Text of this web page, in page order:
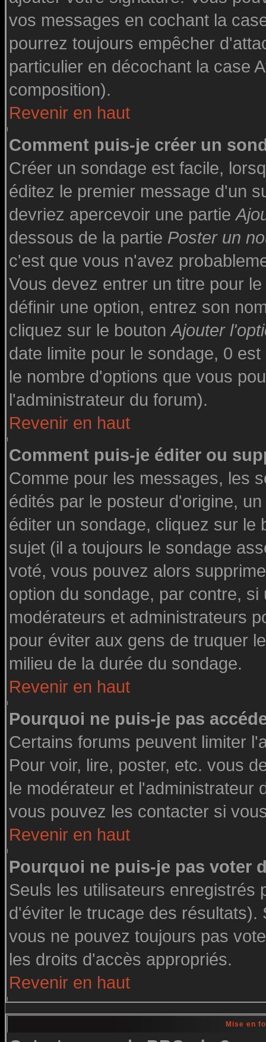
vos messages en cochant la
pourrez toujours empêcher
particulier en décochant la case
composition).
Revenir en haut
Comment puis-je créer un
Créer un sondage est facile,
éditez le premier message d'un
devriez apercevoir une partie
dessous de la partie Poster un
c'est que vous n'avez
Vous devez entrer un titre pour
définir une option, entrez son
cliquez sur le boutonAjouter
date limite pour le sondage, 0
le nombre d'options que vous
l'administrateur du forum).
Revenir en haut
Comment puis-je éditer ou
Comme pour les messages, les
édités par le posteur d'origine,
éditer un sondage, cliquez sur le
sujet (il a toujours le sondage
voté, vous pouvez alors
option du sondage, par contre,
modérateurs et administrateurs
pour éviter aux gens de truquer
milieu de la durée du sondage.
Revenir en haut
Pourquoi ne puis-je pas
Certains forums peuvent limiter
Pour voir, lire, poster, etc. vous
le modérateur et l'administrateur
vous pouvez les contacter si
Revenir en haut
Pourquoi ne puis-je pas voter
Seuls les utilisateurs enregistrés
d'éviter le trucage des
vous ne pouvez toujours pas
les droits d'accès appropriés.
Revenir en haut
Mise en